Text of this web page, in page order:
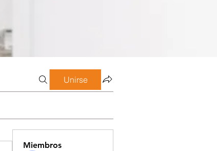
Unirse
Miembros